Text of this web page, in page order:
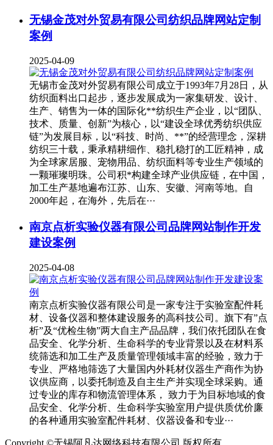
无锡金茂对外贸易有限公司纺织品牌网站定制
案例
2025-04-09
无锡市金茂对外贸易有限公司成立于1993年7月28日，从
纺织面料出口起步，逐步发展成为一家集研发、设计、
生产、销售为一体的国际化**纺织生产企业，以“团队、
技术、质量、创新”为核心，以“建设全球优秀纺织供应
链”为发展目标，以“科技、时尚、**”的经营理念，深耕
纺织三十载，秉承精耕细作、稳扎稳打的工匠精神，成
为全球家居服、宠物用品、纺织面料等专业生产领域的
一颗璀璨明珠。公司积*构建全球产业供应链，在中国，
加工生产基地遍布江苏、山东、安徽、河南等地。自
2000年起，在海外，先后在···
南京点析实验仪器有限公司品牌网站制作开发
建设案例
2025-04-08
南京点析实验仪器有限公司是一家专注于实验室配件耗
材、设备仪器和整体建设服务的高科技公司。旗下有”点
析”及“优检生物”两大自主产品品牌，我们依托团队在食
品安全、化学分析、生命科学的专业背景以及在材料系
统筛选和加工生产及质量管理领域丰富的经验，致力于
专业、严格地筛选了大量国内外耗材仪器生产商作为协
议供应商，以委托制造及自主生产并实现全球采购。通
过专业的库存和物流管理体系， 致力于为目标地域的食
品安全、化学分析、生命科学实验室用户提供质优价廉
的各种通用实验室配件耗材、仪器设备和专业···
Copyright ©无锡阿凡达网络科技有限公司 版权所有